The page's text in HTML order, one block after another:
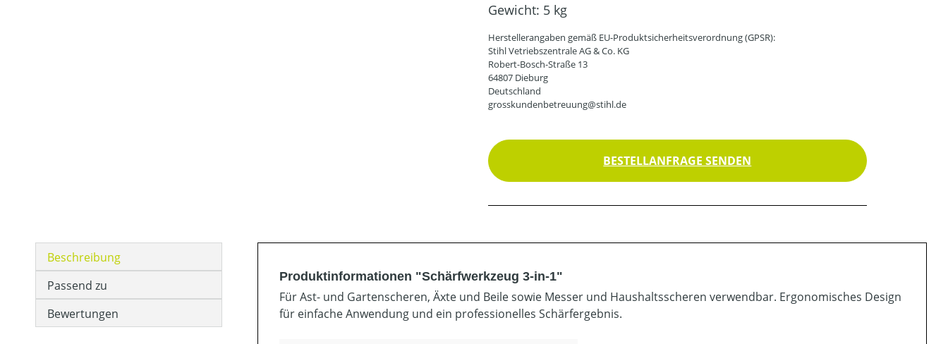
Gewicht: 5 kg
Herstellerangaben gemäß EU-Produktsicherheitsverordnung (GPSR):
Stihl Vetriebszentrale AG & Co. KG
Robert-Bosch-Straße 13
64807 Dieburg
Deutschland
grosskundenbetreuung@stihl.de
BESTELLANFRAGE SENDEN
Beschreibung
Passend zu
Bewertungen
Produktinformationen "Schärfwerkzeug 3-in-1"
Für Ast- und Gartenscheren, Äxte und Beile sowie Messer und Haushaltsscheren verwendbar. Ergonomisches Design
für einfache Anwendung und ein professionelles Schärfergebnis.